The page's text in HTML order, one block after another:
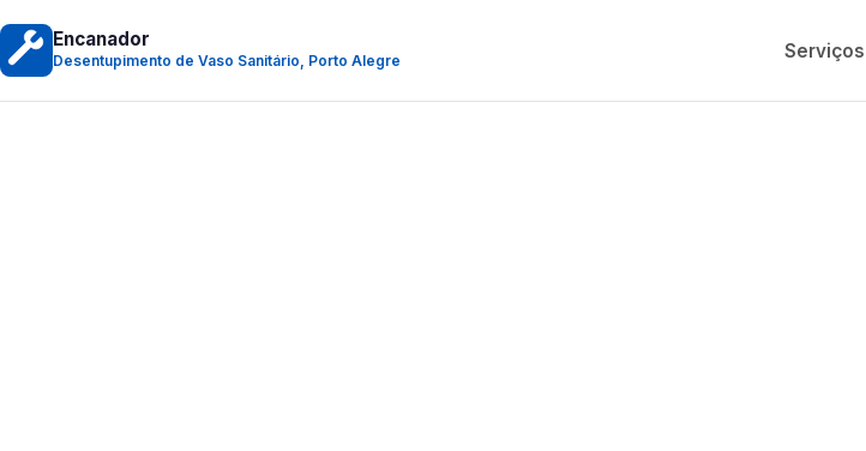
Encanador
Desentupimento de Vaso Sanitário, Porto Alegre Serviços